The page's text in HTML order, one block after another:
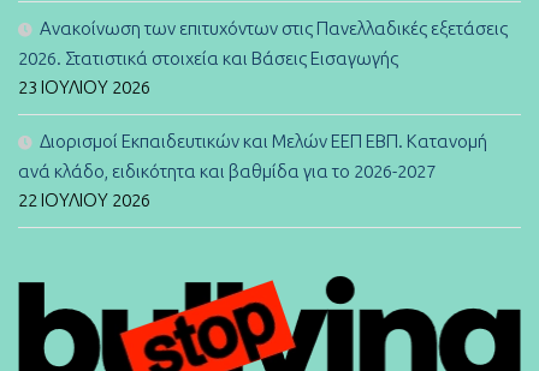
Ανακοίνωση των επιτυχόντων στις Πανελλαδικές εξετάσεις
2026. Στατιστικά στοιχεία και Βάσεις Εισαγωγής
23 ΙΟΥΛΊΟΥ 2026
Διορισμοί Εκπαιδευτικών και Μελών ΕΕΠ ΕΒΠ. Κατανομή
ανά κλάδο, ειδικότητα και βαθμίδα για το 2026-2027
22 ΙΟΥΛΊΟΥ 2026